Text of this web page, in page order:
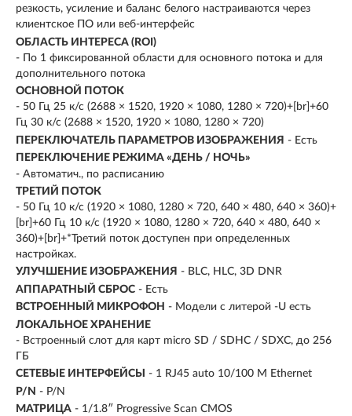
резкость, усиление и баланс белого настраиваются через
клиентское ПО или веб-интерфейс
ОБЛАСТЬ ИНТЕРЕСА (ROI)
- По 1 фиксированной области для основного потока и для
дополнительного потока
ОСНОВНОЙ ПОТОК
- 50 Гц 25 к/с (2688 × 1520, 1920 × 1080, 1280 × 720)+[br]+60
Гц 30 к/с (2688 × 1520, 1920 × 1080, 1280 × 720)
ПЕРЕКЛЮЧАТЕЛЬ ПАРАМЕТРОВ ИЗОБРАЖЕНИЯ - Есть
ПЕРЕКЛЮЧЕНИЕ РЕЖИМА «ДЕНЬ / НОЧЬ»
- Автоматич., по расписанию
ТРЕТИЙ ПОТОК
- 50 Гц 10 к/с (1920 × 1080, 1280 × 720, 640 × 480, 640 × 360)+
[br]+60 Гц 10 к/с (1920 × 1080, 1280 × 720, 640 × 480, 640 ×
360)+[br]+*Третий поток доступен при определенных
настройках.
УЛУЧШЕНИЕ ИЗОБРАЖЕНИЯ - BLC, HLC, 3D DNR
АППАРАТНЫЙ СБРОС - Есть
ВСТРОЕННЫЙ МИКРОФОН - Модели с литерой -U есть
ЛОКАЛЬНОЕ ХРАНЕНИЕ
- Встроенный слот для карт micro SD / SDHC / SDXC, до 256
ГБ
СЕТЕВЫЕ ИНТЕРФЕЙСЫ
- 1 RJ45 auto 10/100 М Ethernet
P/N - P/N
МАТРИЦА - 1/1.8″ Progressive Scan CMOS